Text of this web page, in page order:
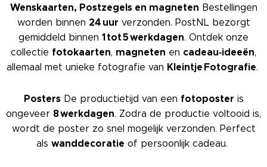
Wenskaarten, Postzegels en magneten Bestellingen
worden binnen 24 uur verzonden. PostNL bezorgt
gemiddeld binnen 1 tot 5 werkdagen. Ontdek onze
collectie fotokaarten, magneten en cadeau‑ideeën,
allemaal met unieke fotografie van Kleintje Fotografie.
PostersDe productietijd van een fotoposter is
ongeveer 8 werkdagen. Zodra de productie voltooid is,
wordt de poster zo snel mogelijk verzonden. Perfect
als wanddecoratie of persoonlijk cadeau.